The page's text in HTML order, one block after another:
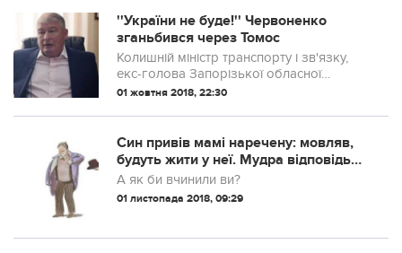
''України не буде!'' Червоненко
зганьбився через Томос
Колишній міністр транспорту і зв'язку,
екс-голова Запорізької обласної
держадміністрації Євген Червоненко
нібито перестане існувати як держава,
якщо с...
01 жовтня 2018, 22:30
Син привів мамі наречену: мовляв,
будуть жити у неї. Мудра відповідь
матері вразила усіх
А як би вчинили ви?
01 листопада 2018, 09:29